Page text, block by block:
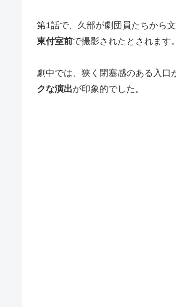
第1話で、久部が劇団員たちから
東付室前で撮影されたとされます。
劇中では、狭く閉塞感のある入口
クな演出が印象的でした。